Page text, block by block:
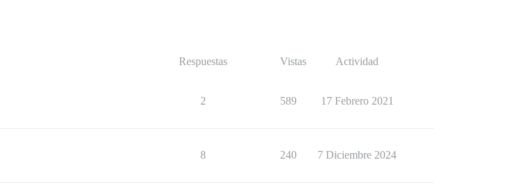
Respuestas Vistas Actividad
2 589 17 Febrero 2021
8 240 7 Diciembre 2024